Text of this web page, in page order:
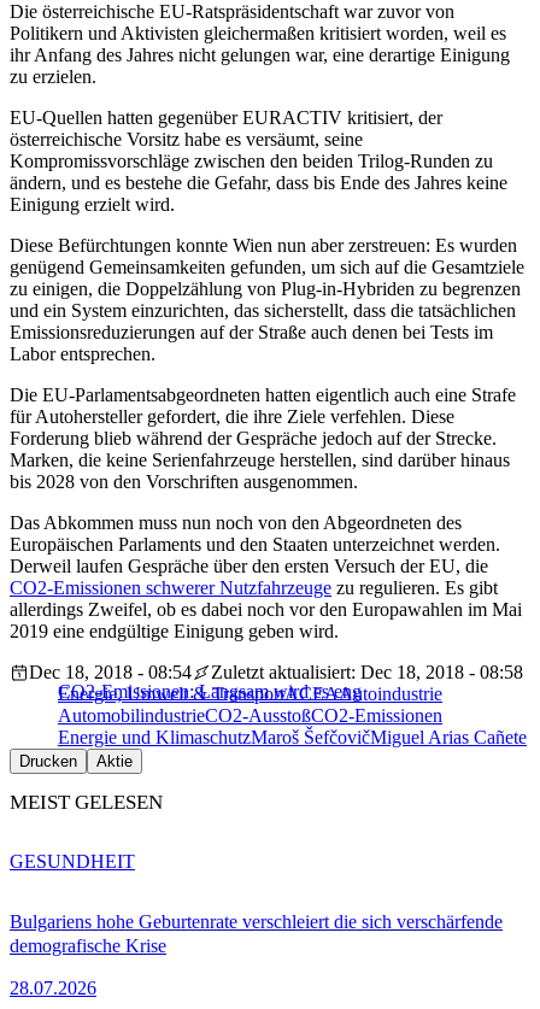
Die österreichische EU-Ratspräsidentschaft war zuvor von
Politikern und Aktivisten gleichermaßen kritisiert worden, weil es
ihr Anfang des Jahres nicht gelungen war, eine derartige Einigung
zu erzielen.
EU-Quellen hatten gegenüber EURACTIV kritisiert, der
österreichische Vorsitz habe es versäumt, seine
Kompromissvorschläge zwischen den beiden Trilog-Runden zu
ändern, und es bestehe die Gefahr, dass bis Ende des Jahres keine
Einigung erzielt wird.
Diese Befürchtungen konnte Wien nun aber zerstreuen: Es wurden
genügend Gemeinsamkeiten gefunden, um sich auf die Gesamtziele
zu einigen, die Doppelzählung von Plug-in-Hybriden zu begrenzen
und ein System einzurichten, das sicherstellt, dass die tatsächlichen
Emissionsreduzierungen auf der Straße auch denen bei Tests im
Labor entsprechen.
Die EU-Parlamentsabgeordneten hatten eigentlich auch eine Strafe
für Autohersteller gefordert, die ihre Ziele verfehlen. Diese
Forderung blieb während der Gespräche jedoch auf der Strecke.
Marken, die keine Serienfahrzeuge herstellen, sind darüber hinaus
bis 2028 von den Vorschriften ausgenommen.
Das Abkommen muss nun noch von den Abgeordneten des
Europäischen Parlaments und den Staaten unterzeichnet werden.
Derweil laufen Gespräche über den ersten Versuch der EU, die
CO2-Emissionen schwerer Nutzfahrzeuge zu regulieren. Es gibt
allerdings Zweifel, ob es dabei noch vor den Europawahlen im Mai
2019 eine endgültige Einigung geben wird.
CO2-Emissionen: Langsam wird es eng
Dec 18, 2018 - 08:54
Zuletzt aktualisiert: Dec 18, 2018 - 08:58
Energie, Umwelt & TransportACEAAutoindustrie
AutomobilindustrieCO2-AusstoßCO2-Emissionen
Energie und KlimaschutzMaroš ŠefčovičMiguel Arias Cañete
Drucken Aktie
MEIST GELESEN
Bulgariens hohe Geburtenrate verschleiert die sich verschärfende
demografische Krise
28.07.2026
GESUNDHEIT